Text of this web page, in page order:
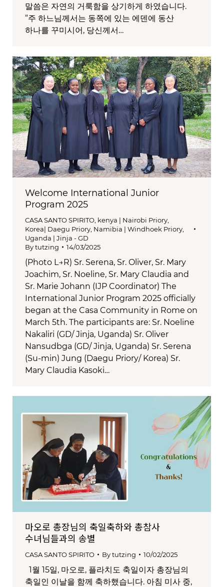
말씀은 자연의 거룩함을 상기하게 하였습니다.
“주 하느님께서는 동쪽에 있는 에덴에 동산
하나를 꾸미시어, 당신께서…
Welcome International Junior
Program 2025
CASA SANTO SPIRITO kenya | Nairobi Priory
Korea| Daegu Priory Namibia | Windhoek Priory
Uganda | Jinja - GD
Bytutzing 14/03/2025
(Photo L→R) Sr. Serena, Sr. Oliver, Sr. Mary
Joachim, Sr. Noeline, Sr. Mary Claudia and
Sr. Marie Johann (IJP Coordinator) The
International Junior Program 2025 officially
began at the Casa Community in Rome on
March 5th. The participants are: Sr. Noeline
Nakaliri (GD/ Jinja, Uganda) Sr. Oliver
Nansudbga (GD/ Jinja, Uganda) Sr. Serena
(Su-min) Jung (Daegu Priory/ Korea) Sr.
Mary Claudia Kasoki…
마오로 총장님의 축일축하와 총참사
수녀님들과의 송별
CASA SANTO SPIRITO Bytutzing 10/02/2025
1월 15일, 마오로, 플라치도 축일이자 총장님의
축일인 이날을 함께 축하했습니다. 아침 미사 중,